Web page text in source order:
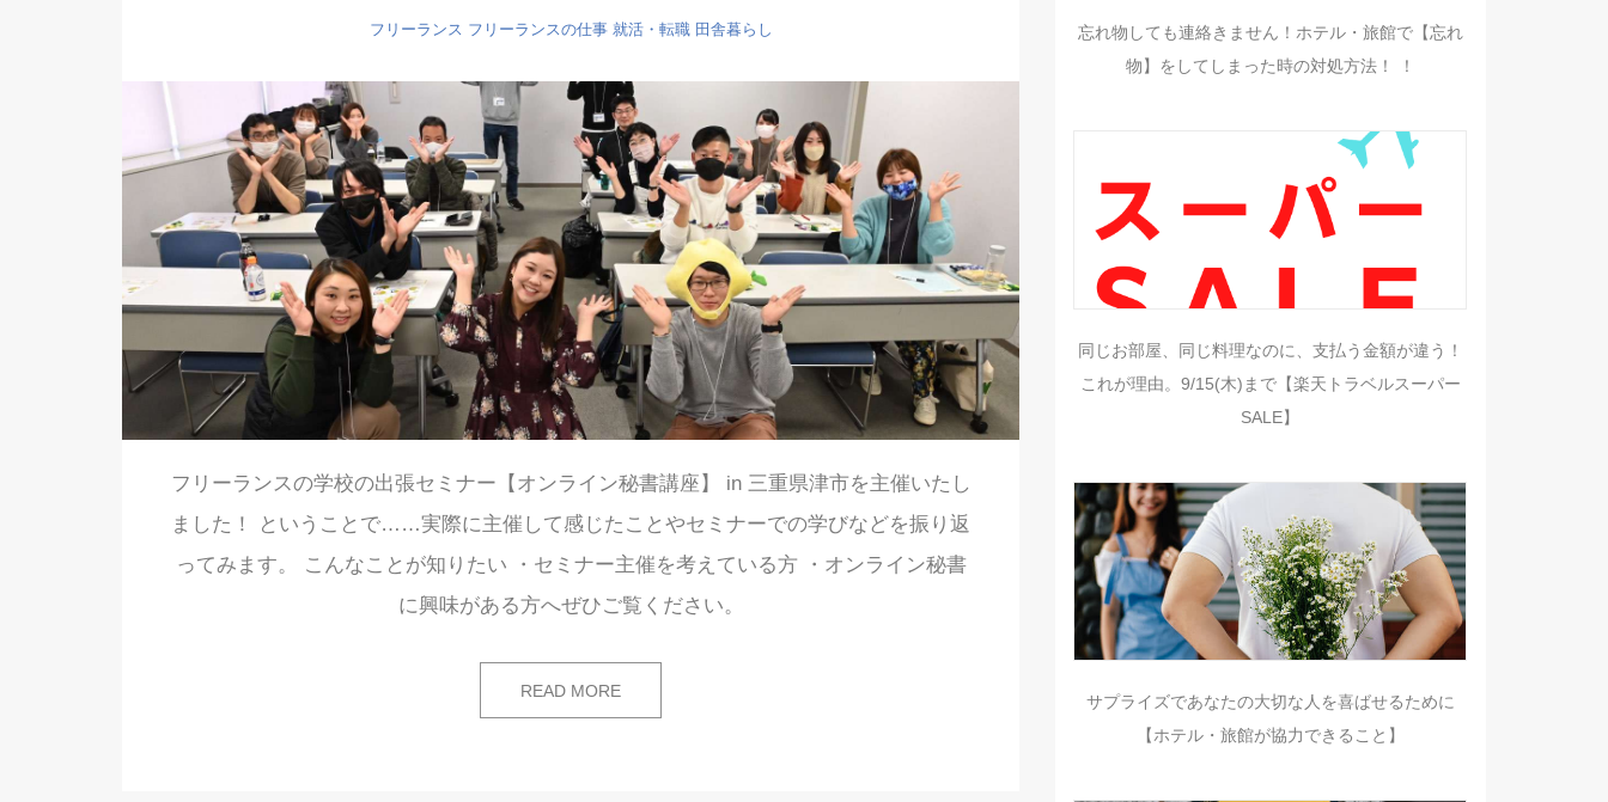
フリーランス フリーランスの仕事 就活・転職 田舎暮らし
フリーランスの学校の出張セミナー【オンライン秘書講座】 in 三重県津市を主催いたし
ました！ ということで……実際に主催して感じたことやセミナーでの学びなどを振り返
ってみます。 こんなことが知りたい ・セミナー主催を考えている方 ・オンライン秘書
に興味がある方へぜひご覧ください。
READ MORE
忘れ物しても連絡きません！ホテル・旅館で【忘れ
物】をしてしまった時の対処方法！ ！
同じお部屋、同じ料理なのに、支払う金額が違う！
これが理由。9/15(木)まで【楽天トラベルスーパー
SALE】
サプライズであなたの大切な人を喜ばせるために
【ホテル・旅館が協力できること】